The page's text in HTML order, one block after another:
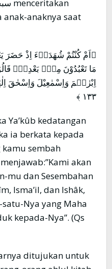
anaknya saat
﴿اَمْ كُنْتُمْ شُهَدَاۤءَ اِذْ حَضَرَ
مَا تَعْبُدُوْنَ مِنْۢ بَعْدِيْۗ
اِبْرٰهٖمَ وَاِسْمٰعِيْلَ وَاِسْحٰقَ
١٣٣ ﴾
Ya’kûb kedatangan
ia berkata kepada
kamu sembah
akan
mu dan Sesembahan
Isma’il, dan Ishâk,
Nya yang Maha
kepada-Nya”. (Qs
ditujukan untuk